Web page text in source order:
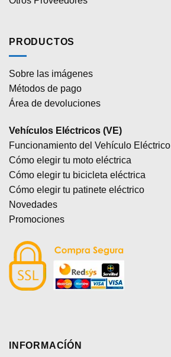
PRODUCTOS
Sobre las imágenes
Métodos de pago
Área de devoluciones
Vehículos Eléctricos (VE)
Funcionamiento del Vehículo Eléctrico
Cómo elegir tu moto eléctrica
Cómo elegir tu bicicleta eléctrica
Cómo elegir tu patinete eléctrico
Novedades
Promociones
INFORMACÍÓN